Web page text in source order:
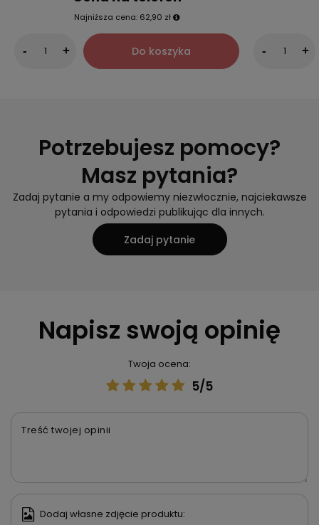
Najniższa cena: 62,90 zł
- + Do koszyka - +
Potrzebujesz pomocy?
Masz pytania?
Zadaj pytanie a my odpowiemy niezwłocznie, najciekawsze
pytania i odpowiedzi publikując dla innych.
Zadaj pytanie
Napisz swoją opinię
Twoja ocena:
5/5
Treść twojej opinii
Dodaj własne zdjęcie produktu: